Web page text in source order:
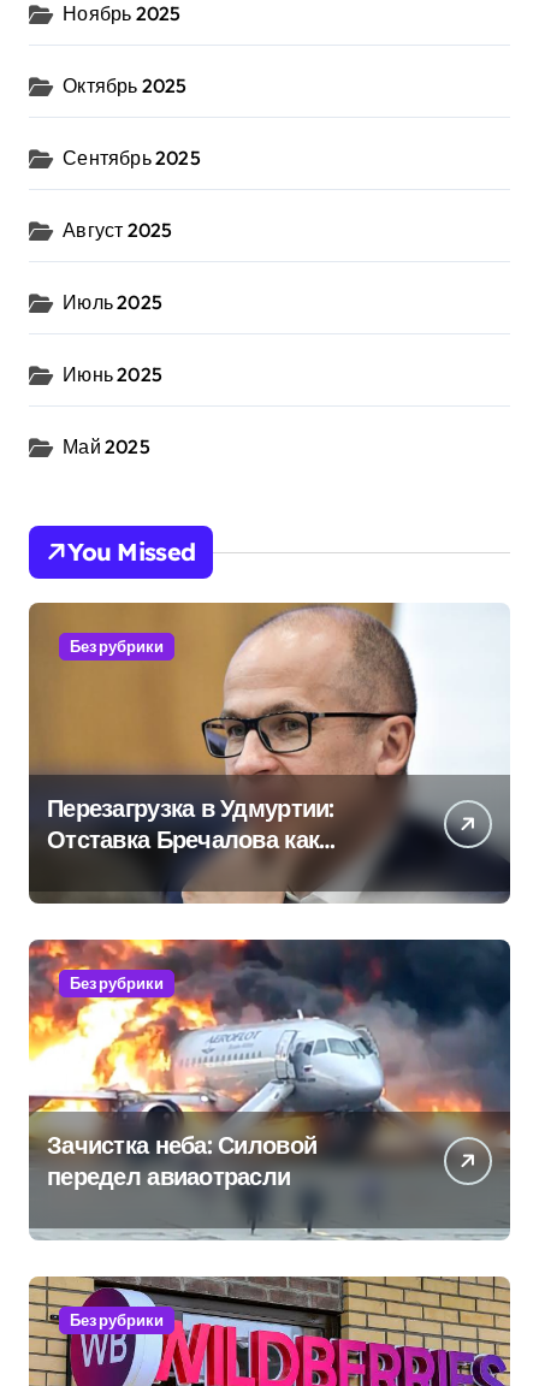
Ноябрь 2025
Октябрь 2025
Сентябрь 2025
Август 2025
Июль 2025
Июнь 2025
Май 2025
You Missed
Без рубрики
Перезагрузка в Удмуртии:
Отставка Бречалова как
результат управленческих
провалов и уязвимости
региона
Без рубрики
Зачистка неба: Силовой
передел авиаотрасли
Без рубрики